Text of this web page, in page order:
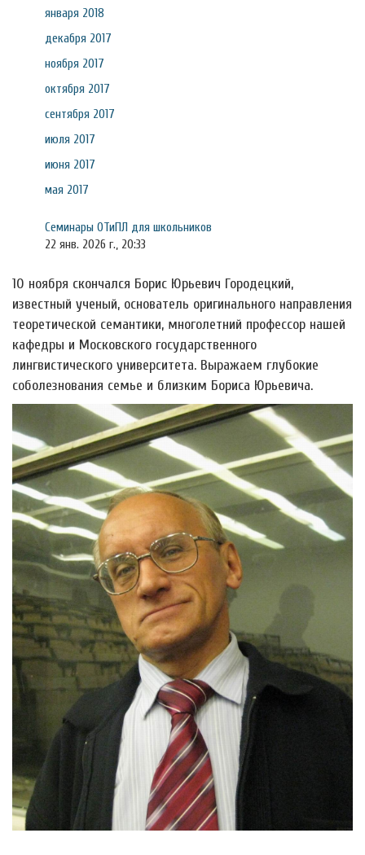
января 2018
декабря 2017
ноября 2017
октября 2017
сентября 2017
июля 2017
июня 2017
мая 2017
Семинары ОТиПЛ для школьников
22 янв. 2026 г., 20:33
10 ноября скончался Борис Юрьевич Городецкий,
известный ученый, основатель оригинального направления
теоретической семантики, многолетний профессор нашей
кафедры и Московского государственного
лингвистического университета. Выражаем глубокие
соболезнования семье и близким Бориса Юрьевича.